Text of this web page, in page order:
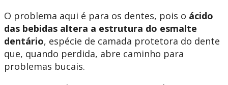
O problema aqui é para os dentes, pois o ácido
das bebidas altera a estrutura do esmalte
dentário, espécie de camada protetora do dente
que, quando perdida, abre caminho para
problemas bucais.